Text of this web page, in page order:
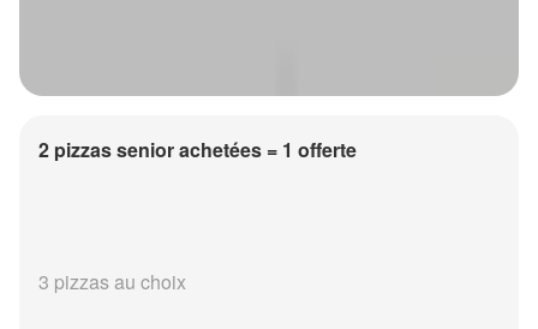
2 pizzas senior achetées = 1 offerte
3 pizzas au choix